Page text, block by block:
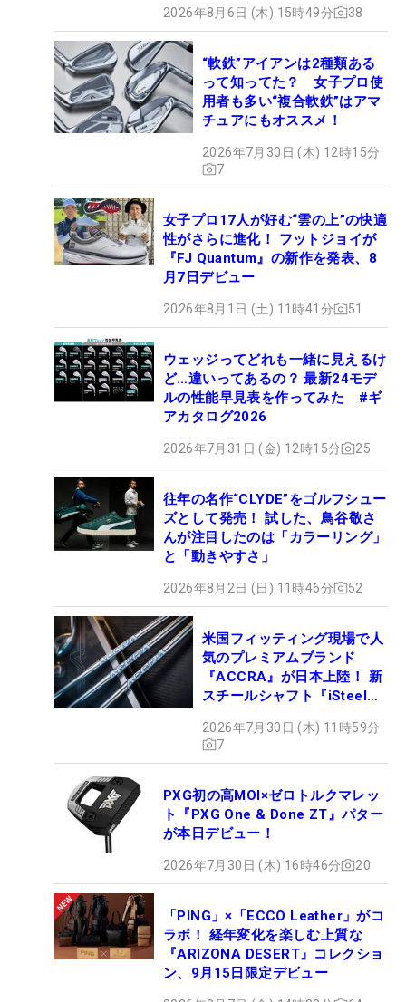
2026年8月6日 (木) 15時49分 38
“軟鉄”アイアンは2種類ある
って知ってた？ 女子プロ使
用者も多い“複合軟鉄”はアマ
チュアにもオススメ！
2026年7月30日 (木) 12時15分
7
女子プロ17人が好む“雲の上”の快適
性がさらに進化！ フットジョイが
『FJ Quantum』の新作を発表、8
月7日デビュー
2026年8月1日 (土) 11時41分 51
ウェッジってどれも一緒に見えるけ
ど…違いってあるの？ 最新24モデ
ルの性能早見表を作ってみた #ギ
アカタログ2026
2026年7月31日 (金) 12時15分 25
往年の名作“CLYDE”をゴルフシュー
ズとして発売！ 試した、鳥谷敬さ
んが注目したのは「カラーリング」
と「動きやすさ」
2026年8月2日 (日) 11時46分 52
米国フィッティング現場で人
気のプレミアムブランド
『ACCRA』が日本上陸！ 新
スチールシャフト『iSteel
2026年7月30日 (木) 11時59分
7
PXG初の高MOI×ゼロトルクマレッ
ト『PXG One & Done ZT』パター
が本日デビュー！
2026年7月30日 (木) 16時46分 20
「PING」×「ECCO Leather」がコ
ラボ！ 経年変化を楽しむ上質な
『ARIZONA DESERT』コレクショ
ン、9月15日限定デビュー